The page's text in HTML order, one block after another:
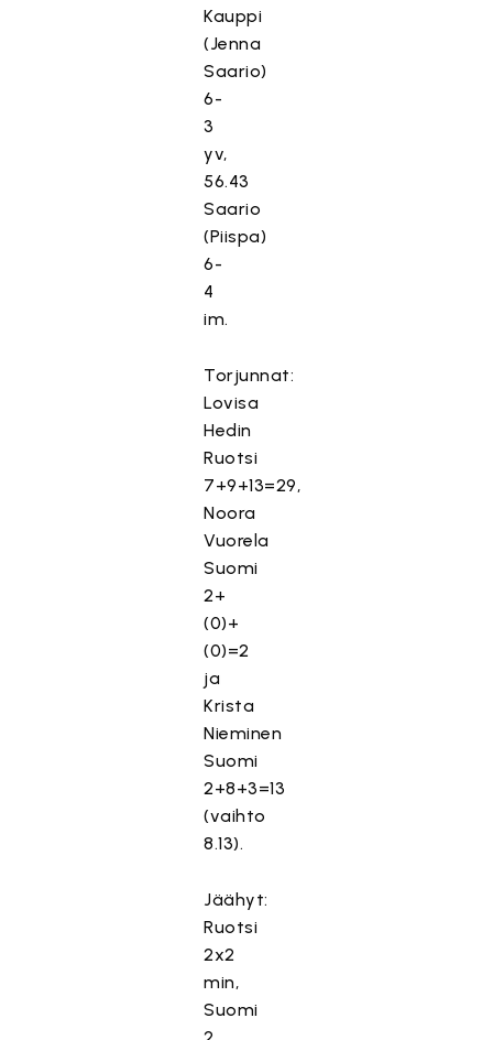
Kauppi
(Jenna
Saario)
6-
3
yv,
56.43
Saario
(Piispa)
6-
4
im.
Torjunnat:
Lovisa
Hedin
Ruotsi
7+9+13=29,
Noora
Vuorela
Suomi
2+
(0)+
(0)=2
ja
Krista
Nieminen
Suomi
2+8+3=13
(vaihto
8.13).
Jäähyt:
Ruotsi
2x2
min,
Suomi